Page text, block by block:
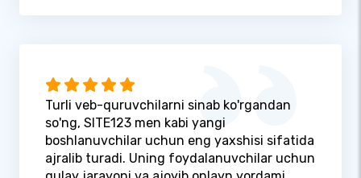
Turli veb-quruvchilarni sinab ko'rgandan
so'ng, SITE123 men kabi yangi
boshlanuvchilar uchun eng yaxshisi sifatida
ajralib turadi. Uning foydalanuvchilar uchun